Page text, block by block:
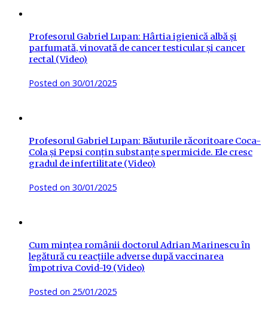
Profesorul Gabriel Lupan: Hârtia igienică albă și
parfumată, vinovată de cancer testicular și cancer
rectal (Video)
Posted on 30/01/2025
Profesorul Gabriel Lupan: Băuturile răcoritoare Coca-
Cola și Pepsi conțin substanțe spermicide. Ele cresc
gradul de infertilitate (Video)
Posted on 30/01/2025
Cum mințea românii doctorul Adrian Marinescu în
legătură cu reacțiile adverse după vaccinarea
împotriva Covid-19 (Video)
Posted on 25/01/2025